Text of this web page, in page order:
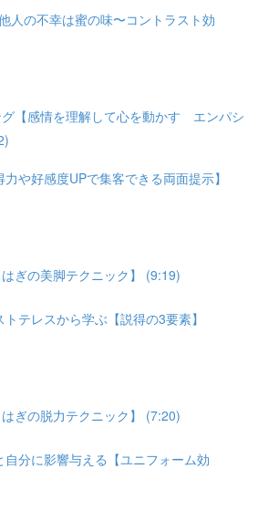
人の不幸は蜜の味〜コントラスト効
【感情を理解して心を動かす エンパシ
や好感度UPで集客できる両面提示】
ぎの美脚テクニック】 (9:19)
テレスから学ぶ【説得の3要素】
ぎの脱力テクニック】 (7:20)
自分に影響与える【ユニフォーム効